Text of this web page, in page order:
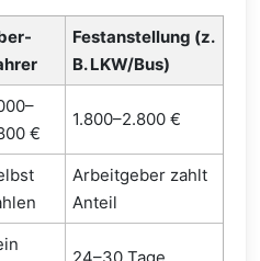
Festanstellung (z.
B. LKW/Bus)
€
1.800–2.800 €
Arbeitgeber zahlt
Anteil
24–30 Tage